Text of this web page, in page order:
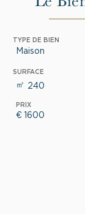
TYPE DE BIEN
Maison
SURFACE
㎡ 240
PRIX
€ 1600